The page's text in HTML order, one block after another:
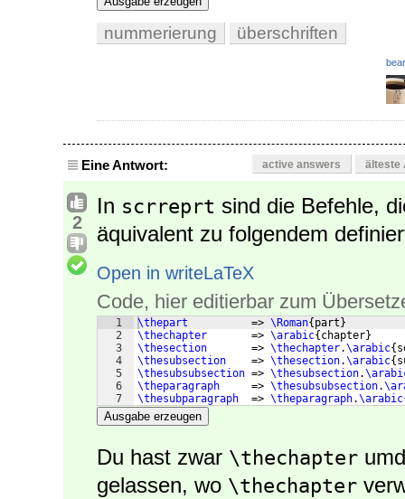
nummerierung überschriften
Eine Antwort: active answers älteste
2
In scrreprt sind die Befehle,
äquivalent zu folgendem
Open in writeLaTeX
Code, hier editierbar zum
1
2
3
4
5
6
7
\thepart
          =>
\Roman{ part }
\thechapter
       =>
\arabic{ chapter}
\thesection
       =>
\thechapter.\arabic{
\thesubsection
    =>
\thesection.\arabic{
\thesubsubsection => \thesubsection.
\theparagraph
     =>
\thesubsubsection.
\thesubparagraph
  =>
\theparagraph.\arabic
Ausgabe erzeugen
Du hast zwar \thechapter
gelassen, wo \thechapter